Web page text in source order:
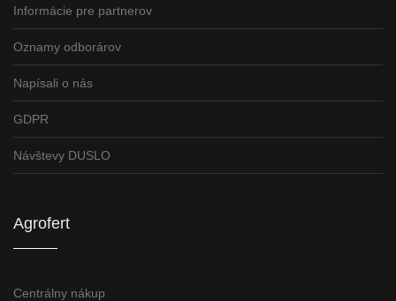
Informácie pre partnerov
Oznamy odborárov
Napísali o nás
GDPR
Návštevy DUSLO
Agrofert
Centrálny nákup